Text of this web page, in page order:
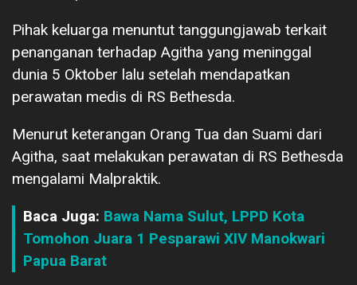
Pihak keluarga menuntut tanggungjawab terkait
penanganan terhadap Agitha yang meninggal
dunia 5 Oktober lalu setelah mendapatkan
perawatan medis di RS Bethesda.
Menurut keterangan Orang Tua dan Suami dari
Agitha, saat melakukan perawatan di RS Bethesda
mengalami Malpraktik.
Baca Juga: Bawa Nama Sulut, LPPD Kota
Tomohon Juara 1 Pesparawi XIV Manokwari
Papua Barat